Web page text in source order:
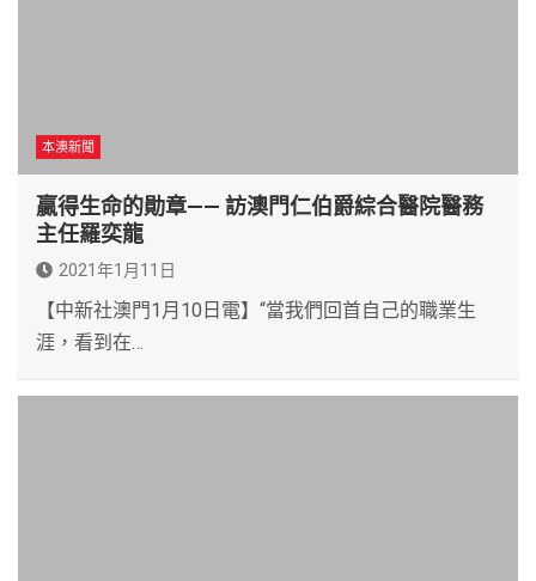
本澳新聞
贏得生命的勛章—— 訪澳門仁伯爵綜合醫院醫務
主任羅奕龍
2021年1月11日
【中新社澳門1月10日電】“當我們回首自己的職業生
涯，看到在…